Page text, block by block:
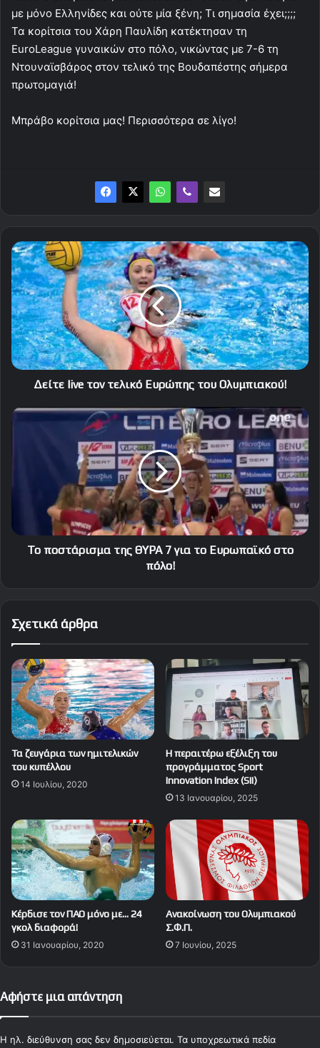
με μόνο Ελληνίδες και ούτε μία ξένη; Τι σημασία έχει;;;;
Τα κορίτσια του Χάρη Παυλίδη κατέκτησαν τη
EuroLeague γυναικών στο πόλο, νικώντας με 7-6 τη
Ντουναϊσβάρος στον τελικό της Βουδαπέστης σήμερα
πρωτομαγιά!
Μπράβο κορίτσια μας! Περισσότερα σε λίγο!
Δείτε
live
τον
τελικό
Ευρώπης
του
Ολυμπιακού!
Δείτε live τον τελικό Ευρώπης του Ολυμπιακού!
Το
Ευρωπαϊκό
στο
πόλο!Το ποστάρισμα της ΘΥΡΑ 7 για το Ευρωπαϊκό στο
πόλο!
Σχετικά άρθρα
Τα ζευγάρια των ημιτελικών
του κυπέλλου
14 Ιουλίου, 2020
Η περαιτέρω εξέλιξη του
προγράμματος Sport
Innovation Index (SII)
13 Ιανουαρίου, 2025
Κέρδισε τον ΠΑΟ μόνο με… 24
γκολ διαφορά!
31 Ιανουαρίου, 2020
Ανακοίνωση του Ολυμπιακού
Σ.Φ.Π.
7 Ιουνίου, 2025
Αφήστε μια απάντηση
Η ηλ. διεύθυνση σας δεν δημοσιεύεται. Τα υποχρεωτικά πεδία